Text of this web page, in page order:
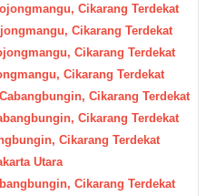
Cikarang Terdekat
Cikarang Terdekat
Cikarang Terdekat
Cikarang Terdekat
Cikarang Terdekat
Cikarang Terdekat
Cikarang Terdekat
Utara
Cikarang Terdekat